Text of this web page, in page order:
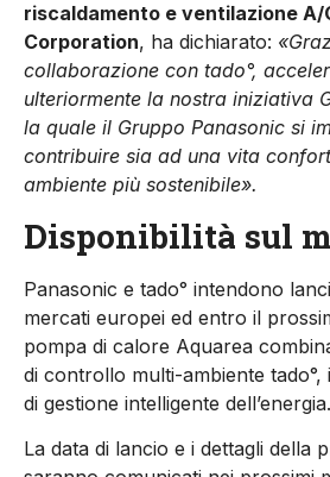
riscaldamento e ventilazione A/
Corporation, ha dichiarato:
collaborazione con tado°,
ulteriormente la nostra iniziativa
la quale il Gruppo Panasonic si
contribuire sia ad una vita
ambiente più sostenibile».
Disponibilità sul
Panasonic e tado° intendono
mercati europei ed entro il
pompa di calore Aquarea
di controllo multi-ambiente
di gestione intelligente dell’energia.
La data di lancio e i dettagli della